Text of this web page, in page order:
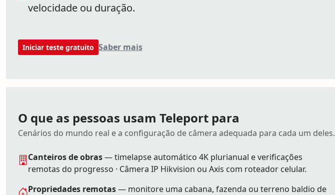
velocidade ou duração.
Iniciar teste gratuito Saber mais
O que as pessoas usam Teleport para
Cenários do mundo real e a configuração de câmera adequada para cada um deles.
Canteiros de obras— timelapse automático 4K plurianual e verificações
remotas do progresso · Câmera IP Hikvision ou Axis com roteador celular.
Propriedades remotas— monitore uma cabana, fazenda ou terreno baldio de